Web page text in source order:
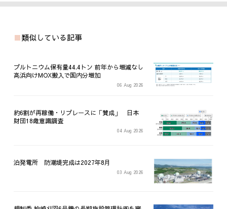
類似している記事
プルトニウム保有量44.4トン 前年から増減なし
高浜向けMOX搬入で国内分増加
06 Aug 2026
約6割が再稼働・リプレースに「賛成」 日本
財団18歳意識調査
04 Aug 2026
泊発電所 防潮堤完成は2027年8月
03 Aug 2026